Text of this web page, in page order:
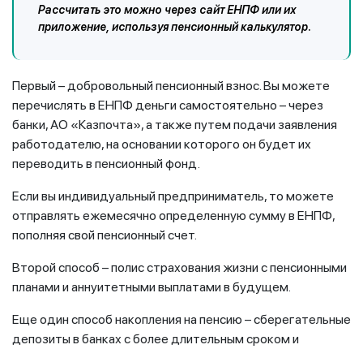
Рассчитать это можно через сайт ЕНПФ или их
приложение, используя пенсионный калькулятор.
Первый – добровольный пенсионный взнос. Вы можете
перечислять в ЕНПФ деньги самостоятельно – через
банки, АО «Казпочта», а также путем подачи заявления
работодателю, на основании которого он будет их
переводить в пенсионный фонд.
Если вы индивидуальный предприниматель, то можете
отправлять ежемесячно определенную сумму в ЕНПФ,
пополняя свой пенсионный счет.
Второй способ – полис страхования жизни с пенсионными
планами и аннуитетными выплатами в будущем.
Еще один способ накопления на пенсию – сберегательные
депозиты в банках с более длительным сроком и